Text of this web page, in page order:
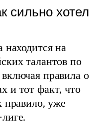
сильно хотел
находится на
талантов по
правила о
и тот факт, что
правило, уже